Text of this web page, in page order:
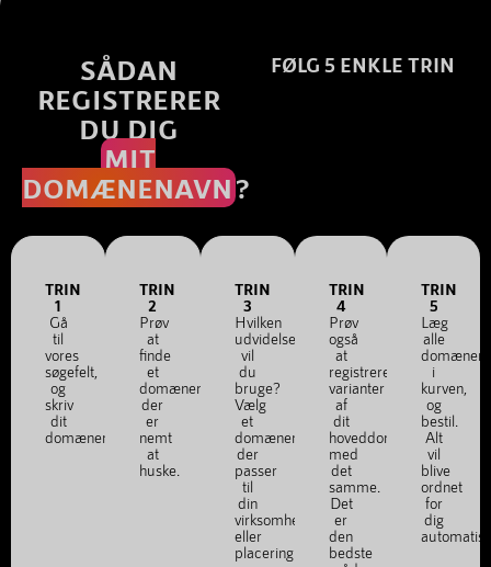
SÅDAN
REGISTRERER
DU DIG
MIT
DOMÆNENAVN ?
FØLG 5 ENKLE TRIN
TRIN
1
Gå
til
vores
søgefelt,
og
skriv
dit
domænenavn.
TRIN
2
Prøv
at
finde
et
domænenavn,
der
er
nemt
at
huske.
TRIN
3
Hvilken
udvidelse
vil
du
bruge?
Vælg
et
domænenavn,
der
passer
til
din
virksomhed
eller
placering.
TRIN
4
Prøv
også
at
registrere
varianter
af
dit
hoveddomæne
med
det
samme.
Det
er
den
bedste
TRIN
5
Læg
alle
i
kurven,
og
bestil.
Alt
vil
blive
ordnet
for
dig
automatisk